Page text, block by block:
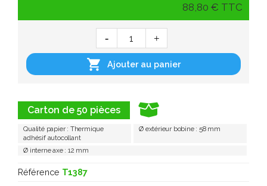
Carton de 50 pièces
Qualité papier : Thermique
adhésif autocollant
Ø extérieur bobine : 58 mm
Ø interne axe : 12 mm
Référence T1387
88,80 € TTC
 Ajouter au panier